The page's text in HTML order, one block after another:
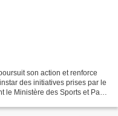
son action et renforce
des initiatives prises par le
Ministère des Sports et Paris